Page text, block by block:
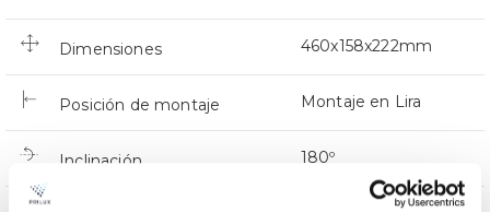
Dimensiones 460x158x222mm
Posición de montaje Montaje en Lira
Inclinación 180º